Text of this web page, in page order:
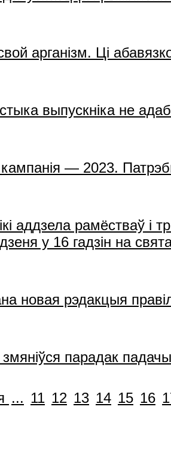
арганізм. Ці
выпускніка не
— 2023.
аддзела рамёстваў
у 16 гадзін на
новая рэдакцыя
парадак
... 11 12 13 14 15 16